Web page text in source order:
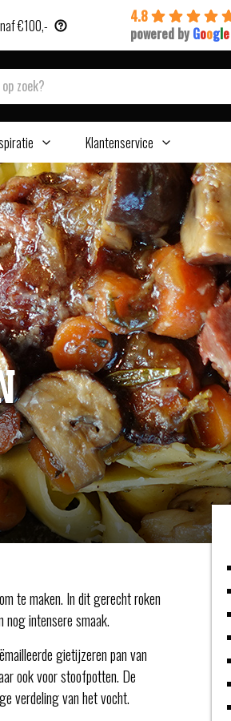
€100,-
4.8
powered by Google
Klantenservice
te maken. In dit gerecht roken
intensere smaak.
gietijzeren pan van
ook voor stoofpotten. De
verdeling van het vocht.